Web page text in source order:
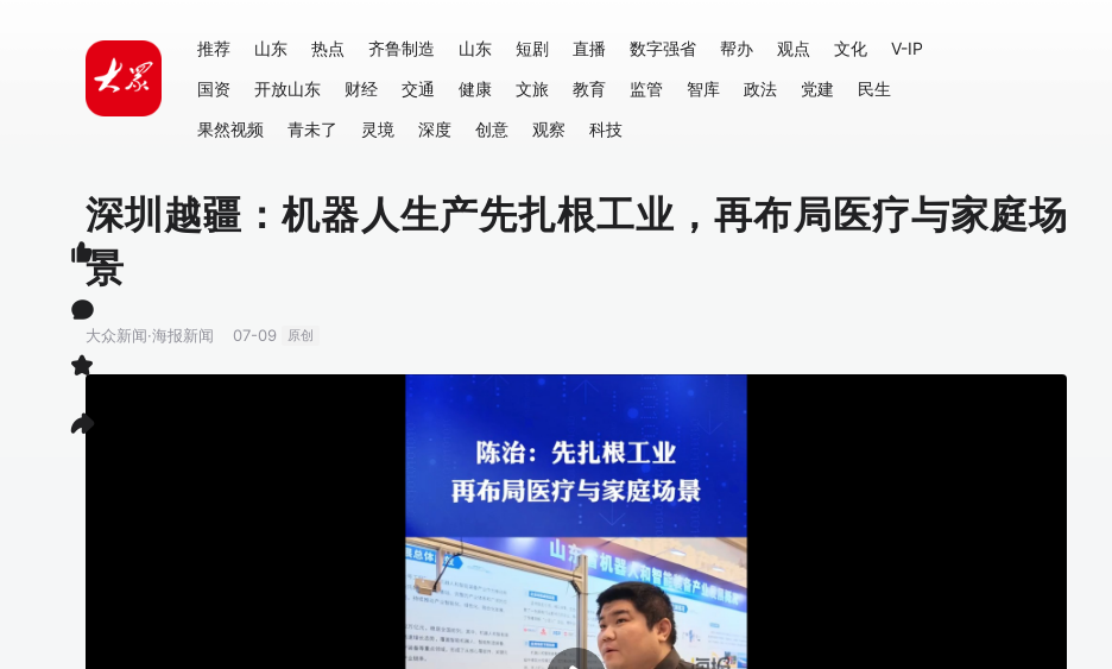
推荐 山东 热点 齐鲁制造 山东 短剧 直播 数字强省 帮办 观点 文化
V-IP
国资
开放山东 财经 交通 健康 文旅 教育 监管 智库 政法 党建
民生
果然视频
青未了 灵境 深度 创意 观察 科技
深圳越疆：机器人生产先扎根工业，再布局医疗与家庭场
景
大众新闻·海报新闻 07-09 原创